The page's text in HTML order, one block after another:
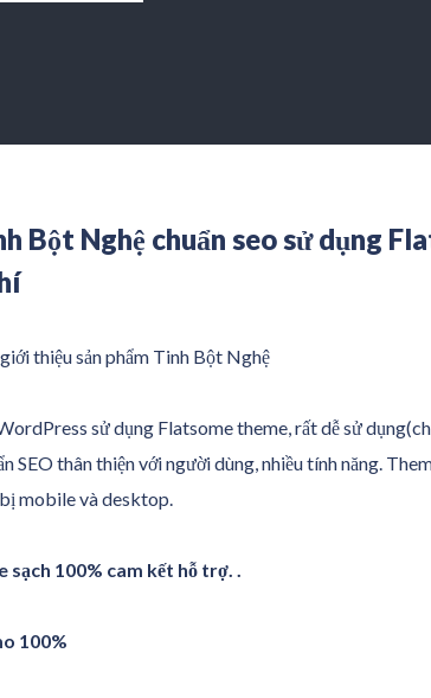
Bột Nghệ chuẩn seo sử dụng
thiệu sản phẩm Tinh Bột Nghệ
sử dụng Flatsome theme, rất dễ sử
SEO thân thiện với người dùng, nhiều tính năng.
mobile và desktop.
100% cam kết hỗ trợ. .
100%